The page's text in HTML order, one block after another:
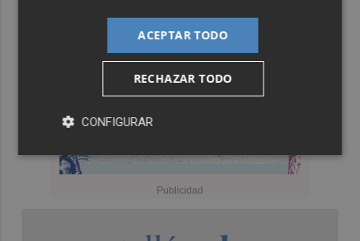
ACEPTAR TODO
RECHAZAR TODO
CONFIGURAR